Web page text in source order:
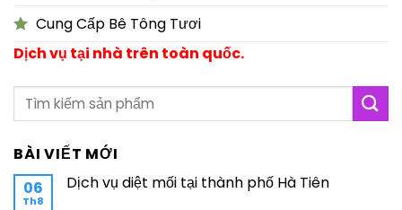
Cung Cấp Bê Tông Tươi
Dịch vụ tại nhà trên toàn quốc.
BÀI VIẾT MỚI
06
Th8
Dịch vụ diệt mối tại thành phố Hà Tiên